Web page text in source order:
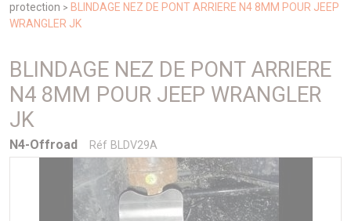
protection > BLINDAGE NEZ DE PONT ARRIERE N4 8MM POUR JEEP
WRANGLER JK
BLINDAGE NEZ DE PONT ARRIERE
N4 8MM POUR JEEP WRANGLER
JK
N4-Offroad Réf BLDV29A